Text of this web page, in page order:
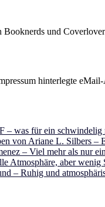
Booknerds und
hinterlegte eMail-
– was für ein schwindelig
von Ariane L. Silbers –
– Viel mehr als nur
Atmosphäre, aber wenig
– Ruhig und